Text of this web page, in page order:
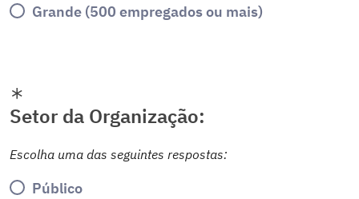
Grande (500 empregados ou mais)
Setor da Organização:
Escolha uma das seguintes respostas:
Público